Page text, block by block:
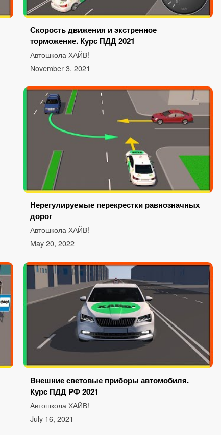
Скорость движения и экстренное
торможение. Курс ПДД 2021
Автошкола ХАЙВ!
November 3, 2021
Нерегулируемые перекрестки равнозначных
дорог
Автошкола ХАЙВ!
May 20, 2022
Внешние световые приборы автомобиля.
Курс ПДД РФ 2021
Автошкола ХАЙВ!
July 16, 2021